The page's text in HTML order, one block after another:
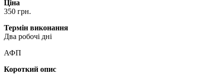
Ціна
350 грн.
Термін виконання
Два робочі дні
АФП
Короткий опис